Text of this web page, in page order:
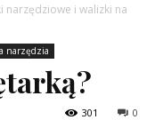
narzędziowe i walizki na
narzędzia
0
301